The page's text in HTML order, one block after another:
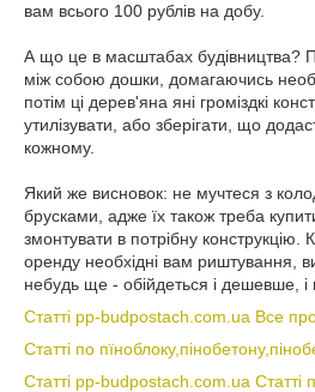
вам всього 100 рублів на добу.
А що це в масштабах будівництва?
між собою дошки, домагаючись
потім ці дерев'яна яні громіздкі
утилізувати, або зберігати, що
кожному.
Який же висновок: не мучтеся з
брусками, адже їх також треба
змонтувати в потрібну конструкцію.
оренду необхідні вам риштування,
небудь ще - обійдеться і дешевше, і
Статті pp-budpostach.com.ua Все
Статті по
Статті pp-budpostach.com.ua Статті